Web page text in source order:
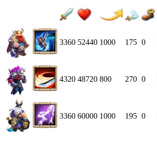
3360 52440 1000 175 0
4320 48720 800 270 0
3360 60000 1000 195 0